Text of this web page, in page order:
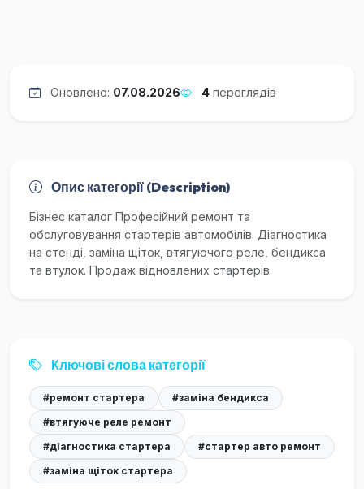
Оновлено: 07.08.2026 4 переглядів
Опис категорії (Description)
Бізнес каталог Професійний ремонт та
обслуговування стартерів автомобілів. Діагностика
на стенді, заміна щіток, втягуючого реле, бендикса
та втулок. Продаж відновлених стартерів.
Ключові слова категорії
#ремонт стартера
#заміна бендикса
#втягуюче реле ремонт
#діагностика стартера
#стартер авто ремонт
#заміна щіток стартера